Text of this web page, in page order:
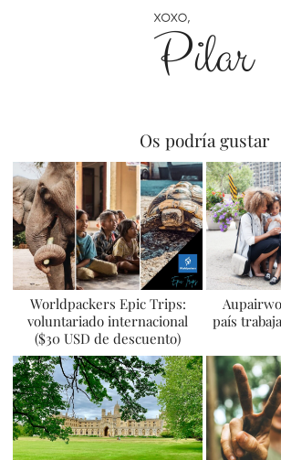
Os podría gustar
Worldpackers Epic Trips:
voluntariado internacional
($30 USD de descuento)
país